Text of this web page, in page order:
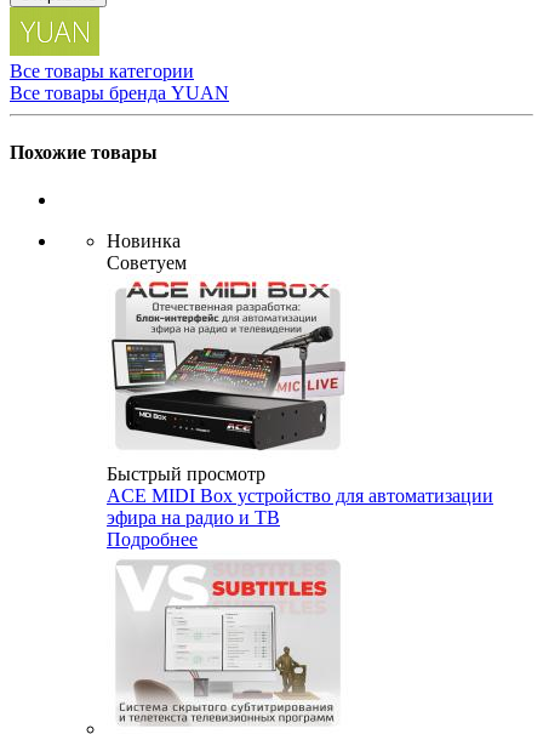
Все товары категории
Все товары бренда YUAN
Похожие товары
Новинка
Советуем
Быстрый просмотр
ACE MIDI Box устройство для автоматизации
эфира на радио и ТВ
Подробнее